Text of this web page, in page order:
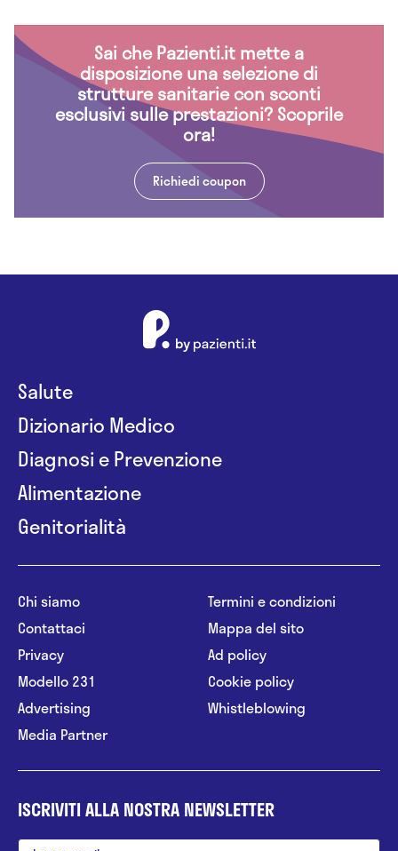
Sai che Pazienti.it mette a
disposizione una selezione di
strutture sanitarie con sconti
esclusivi sulle prestazioni? Scoprile
ora!
Richiedi coupon
Salute
Dizionario Medico
Diagnosi e Prevenzione
Alimentazione
Genitorialità
Chi siamo
Contattaci
Privacy
Modello 231
Advertising
Media Partner
Termini e condizioni
Mappa del sito
Ad policy
Cookie policy
Whistleblowing
ISCRIVITI ALLA NOSTRA NEWSLETTER